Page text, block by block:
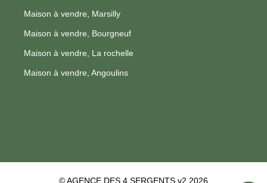
Maison à vendre, Marsilly
Maison à vendre, Bourgneuf
Maison à vendre, La rochelle
Maison à vendre, Angoulins
© AGENCE DES 4 SERGENTS v2 2026